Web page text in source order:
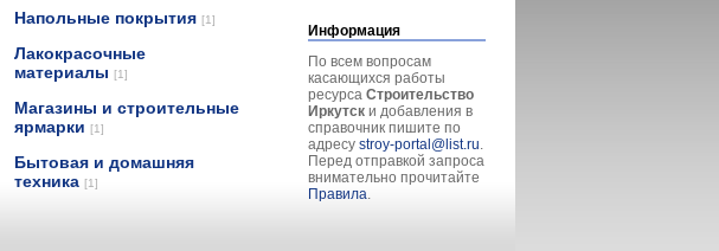
Напольные покрытия [1]
Лакокрасочные
материалы [1]
Магазины и строительные
ярмарки [1]
Бытовая и домашняя
техника [1]
Информация
По всем вопросам
касающихся работы
ресурса Строительство
Иркутск и добавления в
справочник пишите по
адресу stroy-portal@list.ru.
Перед отправкой запроса
внимательно прочитайте
Правила.